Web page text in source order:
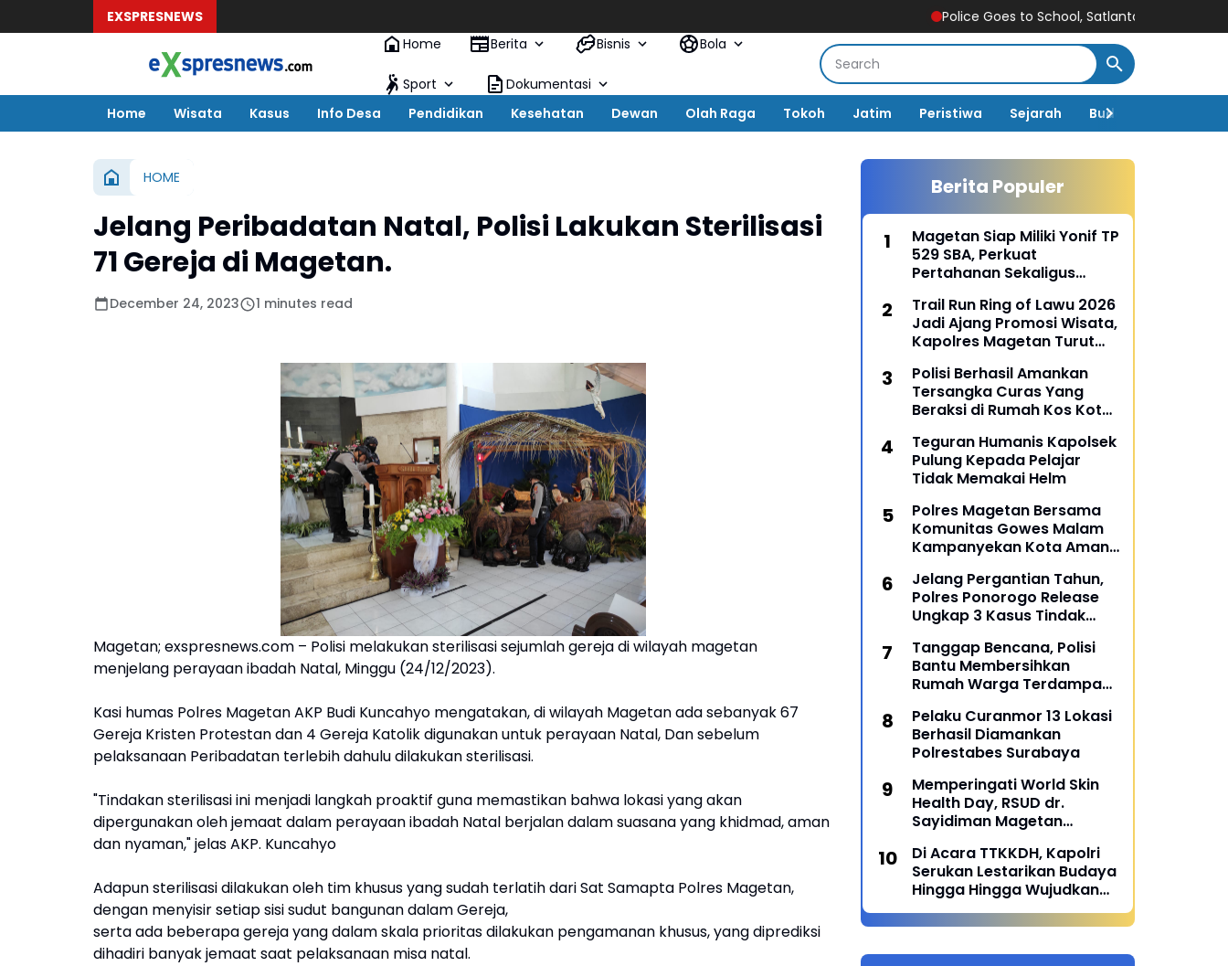
EXSPRESNEWS
Police Goes to School, Satlantas Ngawi Tanamkan Tertib
Home
Berita Bisnis Bola
Sport
Dokumentasi
Home
Wisata Kasus Info Desa Pendidikan Kesehatan Dewan Olah Raga Tokoh Jatim Peristiwa Sejarah Budaya
HOME
Jelang Peribadatan Natal, Polisi Lakukan Sterilisasi
71 Gereja di Magetan.
December 24, 2023 1 minutes read
Magetan; exspresnews.com – Polisi melakukan sterilisasi sejumlah gereja di wilayah magetan
menjelang perayaan ibadah Natal, Minggu (24/12/2023).
Kasi humas Polres Magetan AKP Budi Kuncahyo mengatakan, di wilayah Magetan ada sebanyak 67
Gereja Kristen Protestan dan 4 Gereja Katolik digunakan untuk perayaan Natal, Dan sebelum
pelaksanaan Peribadatan terlebih dahulu dilakukan sterilisasi.
"Tindakan sterilisasi ini menjadi langkah proaktif guna memastikan bahwa lokasi yang akan
dipergunakan oleh jemaat dalam perayaan ibadah Natal berjalan dalam suasana yang khidmad, aman
dan nyaman," jelas AKP. Kuncahyo
Adapun sterilisasi dilakukan oleh tim khusus yang sudah terlatih dari Sat Samapta Polres Magetan,
dengan menyisir setiap sisi sudut bangunan dalam Gereja,
serta ada beberapa gereja yang dalam skala prioritas dilakukan pengamanan khusus, yang diprediksi
dihadiri banyak jemaat saat pelaksanaan misa natal.
Berita Populer
Magetan Siap Miliki Yonif TP
529 SBA, Perkuat
Pertahanan Sekaligus
Daerah
Trail Run Ring of Lawu 2026
Jadi Ajang Promosi Wisata,
Kapolres Magetan Turut
Polisi Berhasil Amankan
Tersangka Curas Yang
Beraksi di Rumah Kos Kota
Teguran Humanis Kapolsek
Pulung Kepada Pelajar
Tidak Memakai Helm
Polres Magetan Bersama
Komunitas Gowes Malam
Kampanyekan Kota Aman
Jelang Pergantian Tahun,
Polres Ponorogo Release
Ungkap 3 Kasus Tindak
Tanggap Bencana, Polisi
Bantu Membersihkan
Rumah Warga Terdampak
Pelaku Curanmor 13 Lokasi
Berhasil Diamankan
Polrestabes Surabaya
Memperingati World Skin
Health Day, RSUD dr.
Sayidiman Magetan
'Bahaya Kosmetik Online'
Di Acara TTKKDH, Kapolri
Serukan Lestarikan Budaya
Hingga Hingga Wujudkan
SDM Unggul